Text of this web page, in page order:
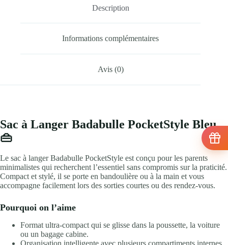
Description
Informations complémentaires
Avis (0)
Sac à Langer Badabulle PocketStyle Bleu
👜
Le sac à langer Badabulle PocketStyle est conçu pour les parents
minimalistes qui recherchent l’essentiel sans compromis sur la praticité.
Compact et stylé, il se porte en bandoulière ou à la main et vous
accompagne facilement lors des sorties courtes ou des rendez-vous.
Pourquoi on l’aime
Format ultra-compact qui se glisse dans la poussette, la voiture
ou un bagage cabine.